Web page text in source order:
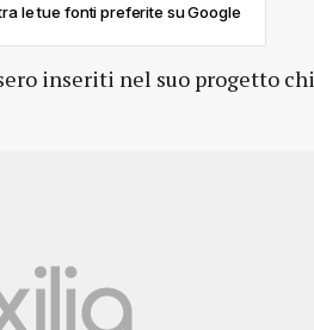
le tue fonti preferite su Google
inseriti nel suo progetto